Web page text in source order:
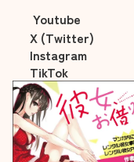
Youtube
X (Twitter)
Instagram
TikTok